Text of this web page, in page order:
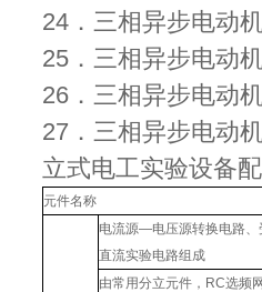
24．三相异步电动
25．三相异步电动
26．三相异步电动
27．三相异步电动
立式电工实验设备
元件名称
电流源—电压源转换电路、
直流实验电路组成
由常用分立元件，RC选频